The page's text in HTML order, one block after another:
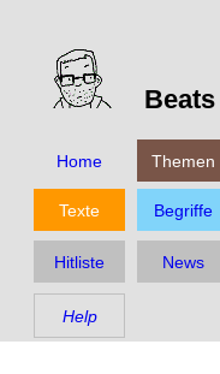
Home Themen
Texte Begriffe
Hitliste News
Help